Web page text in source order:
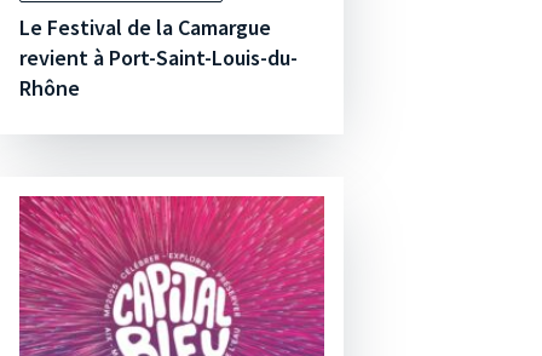
Le Festival de la Camargue
revient à Port-Saint-Louis-du-
Rhône